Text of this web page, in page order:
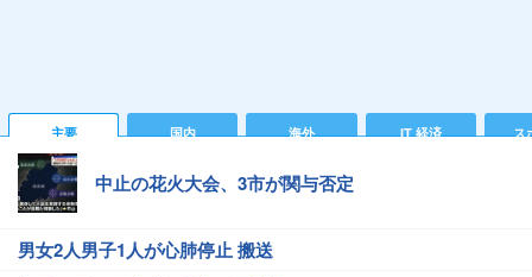
主要 国内 海外 IT 経済 ス
中止の花火大会、3市が関与否定
男女2人男子1人が心肺停止 搬送